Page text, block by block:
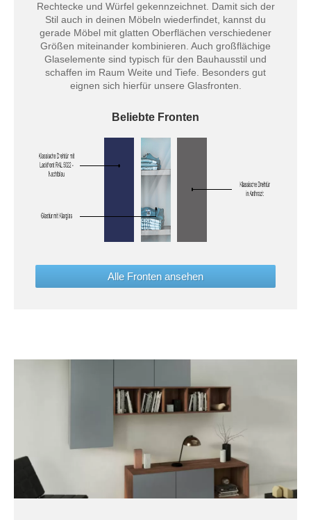
Rechtecke und Würfel gekennzeichnet. Damit sich der
Stil auch in deinen Möbeln wiederfindet, kannst du
gerade Möbel mit glatten Oberflächen verschiedener
Größen miteinander kombinieren. Auch großflächige
Glaselemente sind typisch für den Bauhausstil und
schaffen im Raum Weite und Tiefe. Besonders gut
eignen sich hierfür unsere Glasfronten.
Beliebte Fronten
Alle Fronten ansehen